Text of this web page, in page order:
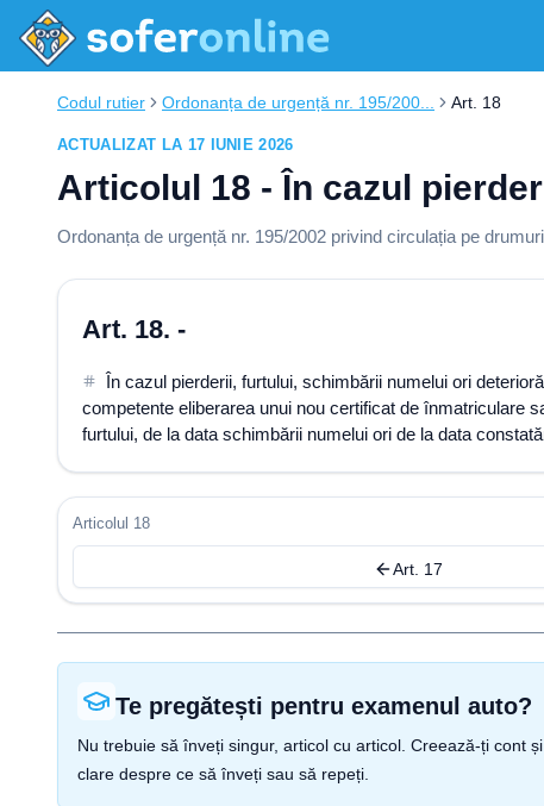
Codul rutier Ordonanța de urgență nr. 195/200... Art. 18
ACTUALIZAT LA 17 IUNIE 2026
Articolul 18 - În cazul
Ordonanța de urgență nr. 195/2002 privind circulația pe
Art. 18. -
În cazul pierderii, furtului, schimbării numelui ori
competente eliberarea unui nou certificat de înmatriculare
furtului, de la data schimbării numelui ori de la data
Articolul 18
Art. 17
Te pregătești pentru examenul auto?
Nu trebuie să înveți singur, articol cu articol. Creează-ți cont
clare despre ce să înveți sau să repeți.